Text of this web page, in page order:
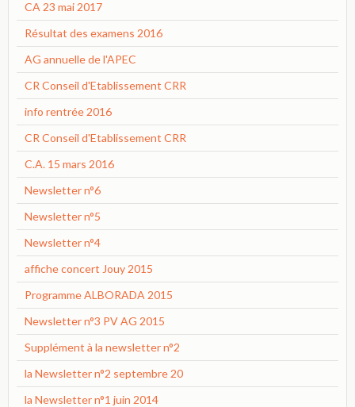
CA 23 mai 2017
Résultat des examens 2016
AG annuelle de l'APEC
CR Conseil d'Etablissement CRR
info rentrée 2016
CR Conseil d'Etablissement CRR
C.A. 15 mars 2016
Newsletter n°6
Newsletter n°5
Newsletter n°4
affiche concert Jouy 2015
Programme ALBORADA 2015
Newsletter n°3 PV AG 2015
Supplément à la newsletter n°2
la Newsletter n°2 septembre 20
la Newsletter n°1 juin 2014